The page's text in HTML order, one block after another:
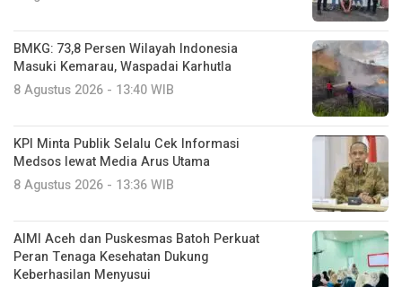
BMKG: 73,8 Persen Wilayah Indonesia
Masuki Kemarau, Waspadai Karhutla
8 Agustus 2026 - 13:40 WIB
KPI Minta Publik Selalu Cek Informasi
Medsos lewat Media Arus Utama
8 Agustus 2026 - 13:36 WIB
AIMI Aceh dan Puskesmas Batoh Perkuat
Peran Tenaga Kesehatan Dukung
Keberhasilan Menyusui